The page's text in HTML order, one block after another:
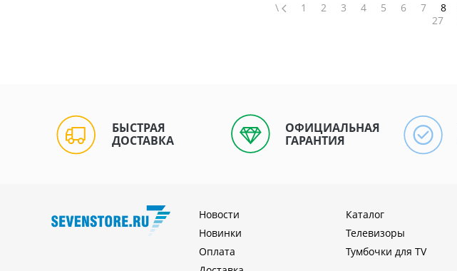
\ 1 2 3 4 5 6 7 8
27
БЫСТРАЯ
ДОСТАВКА
ОФИЦИАЛЬНАЯ
ГАРАНТИЯ
Новости
Новинки
Оплата
Каталог
Телевизоры
Тумбочки для TV